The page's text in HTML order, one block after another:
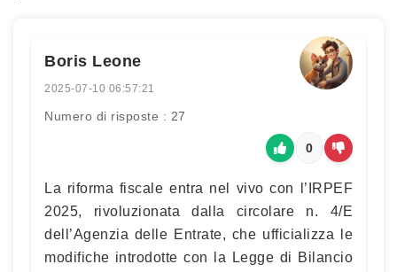
Boris Leone
2025-07-10 06:57:21
Numero di risposte : 27
0
La riforma fiscale entra nel vivo con l’IRPEF
2025, rivoluzionata dalla circolare n. 4/E
dell’Agenzia delle Entrate, che ufficializza le
modifiche introdotte con la Legge di Bilancio